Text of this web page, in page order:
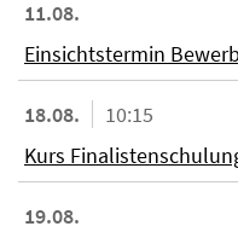
11.08.
Einsichtstermin
18.08.
10:15
Kurs
19.08.